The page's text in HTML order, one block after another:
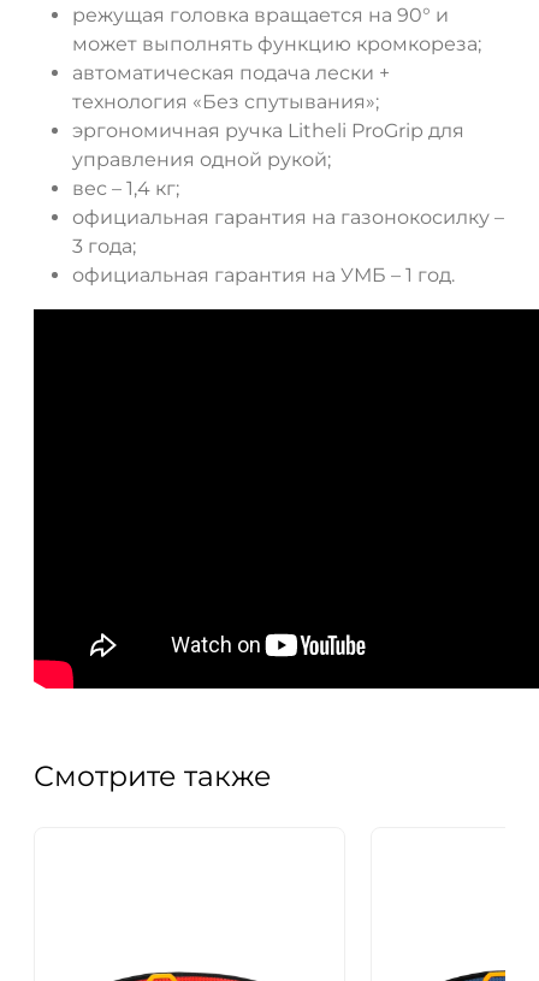
режущая головка вращается на 90° и
может выполнять функцию кромкореза;
автоматическая подача лески +
технология «Без спутывания»;
эргономичная ручка Litheli ProGrip для
управления одной рукой;
вес – 1,4 кг;
официальная гарантия на газонокосилку –
3 года;
официальная гарантия на УМБ – 1 год.
Смотрите также